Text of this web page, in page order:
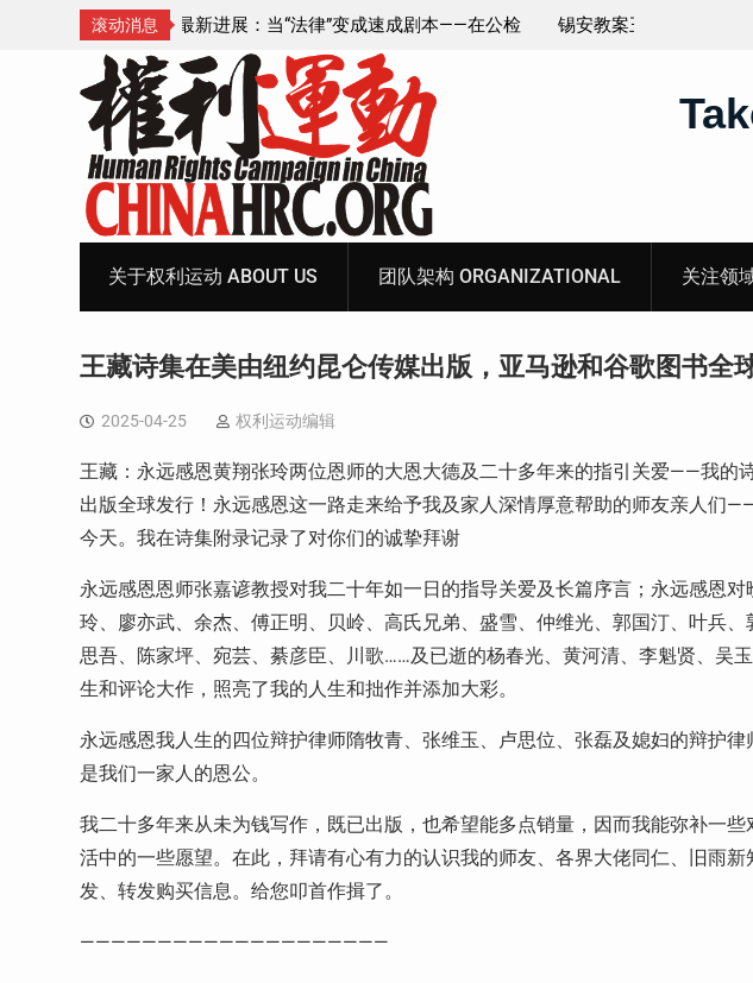
滚动消息
速成剧本——在公检 锡安教案王聪女士被抓更多细节曝光 之一
关于权利运动 ABOUT US 团队架构 ORGANIZATIONAL 关注领
王藏诗集在美由纽约昆仑传媒出版，亚马逊和谷歌图书全
2025-04-25 权利运动编辑
王藏：永远感恩黄翔张玲两位恩师的大恩大德及二十多年来的指引关爱——我的
出版全球发行！永远感恩这一路走来给予我及家人深情厚意帮助的师友亲人们
今天。我在诗集附录记录了对你们的诚挚拜谢
永远感恩恩师张嘉谚教授对我二十年如一日的指导关爱及长篇序言；永远感恩
玲、廖亦武、余杰、傅正明、贝岭、高氏兄弟、盛雪、仲维光、郭国汀、叶兵
思吾、陈家坪、宛芸、綦彦臣、川歌……及已逝的杨春光、黄河清、李魁贤、吴
生和评论大作，照亮了我的人生和拙作并添加大彩。
永远感恩我人生的四位辩护律师隋牧青、张维玉、卢思位、张磊及媳妇的辩护
是我们一家人的恩公。
我二十多年来从未为钱写作，既已出版，也希望能多点销量，因而我能弥补一
活中的一些愿望。在此，拜请有心有力的认识我的师友、各界大佬同仁、旧雨
发、转发购买信息。给您叩首作揖了。
————————————————————